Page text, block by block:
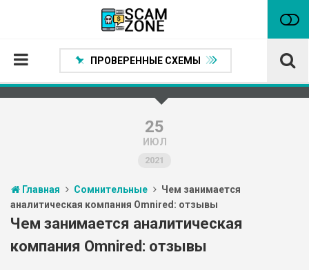
Проверенные способы заработка
Статьи
Партнеры
ПРОВЕРЕННЫЕ СХЕМЫ
25
ИЮЛ
2021
Главная Сомнительные
Чем занимается
аналитическая компания Omnired: отзывы
Чем занимается аналитическая
компания Omnired: отзывы